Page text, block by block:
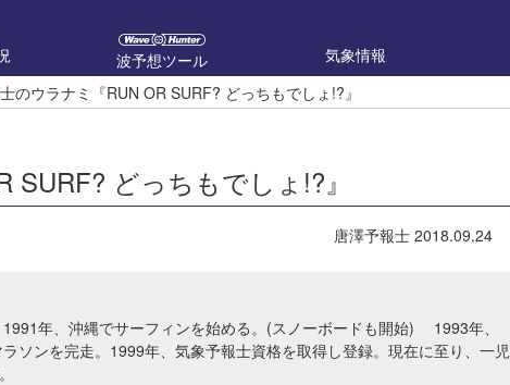
波予想ツール 気象情報
のウラナミ『RUN OR SURF? どっちもでしょ!?』
SURF? どっちもでしょ!?』
唐澤予報士 2018.09.24
年、沖縄でサーフィンを始める。(スノーボードも開始) 1993年、
ソンを完走。1999年、気象予報士資格を取得し登録。現在に至り、一児